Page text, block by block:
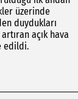
üzerinde
duydukları
açık hava
edildi.